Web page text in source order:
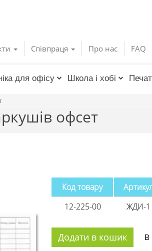
Співпраця Про нас FAQ
для офісу Школа і хобі
офсет
Код товару
12-225-00
ЖДИ-1
Додати в кошик В